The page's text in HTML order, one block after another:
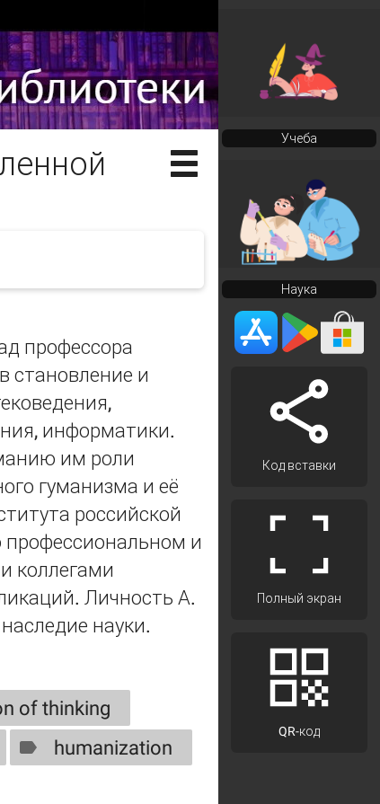
профессора
становление и
информатики.
им роли
гуманизма и её
российской
и
коллегами
Личность А.
науки.
of thinking
humanization
Учеба
Наука
Код вставки
Полный экран
QR-код